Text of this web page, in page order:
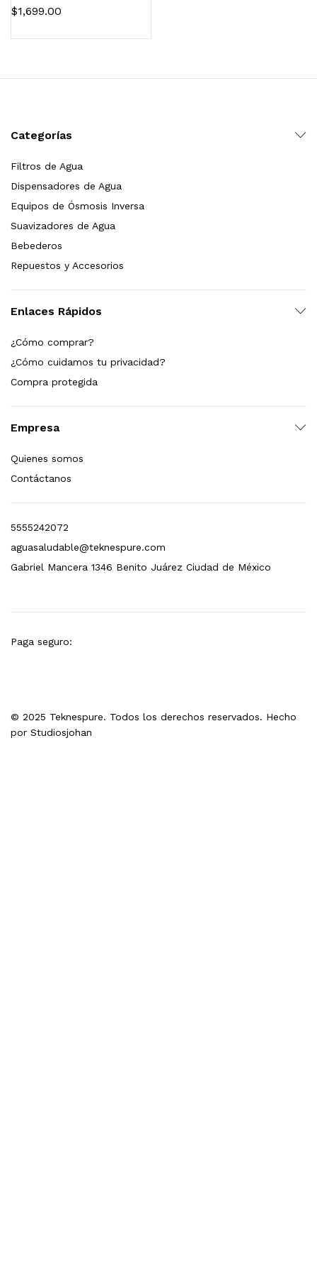
Ranurado de Sedimentos 25
micras
$1,699.00
Categorías
Filtros de Agua
Dispensadores de Agua
Equipos de Ósmosis Inversa
Suavizadores de Agua
Bebederos
Repuestos y Accesorios
Enlaces Rápidos
¿Cómo comprar?
¿Cómo cuidamos tu privacidad?
Compra protegida
Empresa
Quienes somos
Contáctanos
5555242072
aguasaludable@teknespure.com
Gabriel Mancera 1346 Benito Juárez Ciudad de México
© 2025 Teknespure. Todos los derechos reservados. Hecho
por Studiosjohan
Paga seguro: